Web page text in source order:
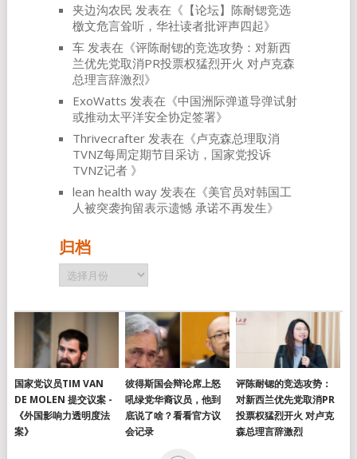
夹边沟农民 发表在《 【论坛】陈耐锶竞选
檄文危言耸听，华社读者批评声四起》
车发表在《评陈耐锶的竞选攻势：对新西
兰优先党取消PR投票权猛烈开火 对卢克森
总理言辞激烈》
ExoWatts 发表在《中国洲际弹道导弹试射
或推动太平洋安全协定签署》
Thrivecrafter发表在《卢克森总理取消
TVNZ每周定期节目采访，国家党投诉
TVNZ记者 》
lean health way发表在《美官员对韩国工
人被突袭拘留表示遗憾 承诺不再发生》
归档
归
档
国家党议员TIM VAN
DE MOLEN 提交议案 -
《外国影响力透明度法
案》
彼得斯国会辩论席上怒
吼绿党华裔议员，他到
底说了啥？看看官方议
会记录
评陈耐锶的竞选攻势：
对新西兰优先党取消PR
投票权猛烈开火 对卢克
森总理言辞激烈